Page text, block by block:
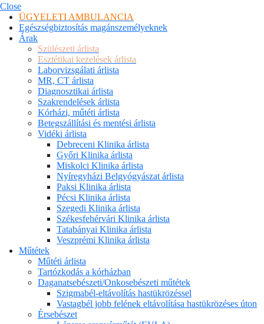
Close
ÜGYELETI AMBULANCIA
Egészségbiztosítás magánszemélyeknek
Árak
Szülészeti árlista
Esztétikai kezelések árlista
Laborvizsgálati árlista
MR, CT árlista
Diagnosztikai árlista
Szakrendelések árlista
Kórházi, műtéti árlista
Betegszállítási és mentési árlista
Vidéki árlista
Debreceni Klinika árlista
Győri Klinika árlista
Miskolci Klinika árlista
Nyíregyházi Belgyógyászat árlista
Paksi Klinika árlista
Pécsi Klinika árlista
Szegedi Klinika árlista
Székesfehérvári Klinika árlista
Tatabányai Klinika árlista
Veszprémi Klinika árlista
Műtétek
Műtéti árlista
Tartózkodás a kórházban
Daganatsebészeti/Onkosebészeti műtétek
Szigmabél-eltávolítás hastükrözéssel
Vastagbél jobb felének eltávolítása hastükrözéses úton
Érsebészet